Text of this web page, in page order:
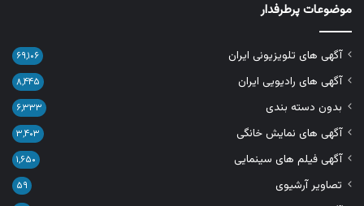
موضوعات پرطرفدار
آگهی های تلویزیونی ایران ۶۹,۱۰۶
آگهی های رادیویی ایران ۸,۴۴۵
بدون دسته بندی ۶,۳۳۳
آگهی های نمایش خانگی ۳,۴۰۳
آگهی فیلم های سینمایی ۱,۶۵۰
تصاویر آرشیوی ۵۹